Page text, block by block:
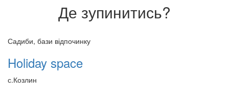
Де зупинитись?
Садиби, бази відпочинку
Holiday space
с.Козлин